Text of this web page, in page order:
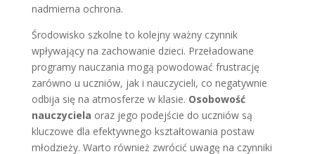
nadmierna ochrona.
Środowisko szkolne to kolejny ważny czynnik
wpływający na zachowanie dzieci. Przeładowane
programy nauczania mogą powodować frustrację
zarówno u uczniów, jak i nauczycieli, co negatywnie
odbija się na atmosferze w klasie. Osobowość
nauczyciela oraz jego podejście do uczniów są
kluczowe dla efektywnego kształtowania postaw
młodzieży. Warto również zwrócić uwagę na czynniki